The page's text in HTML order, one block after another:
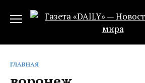
ГЛАВНАЯ